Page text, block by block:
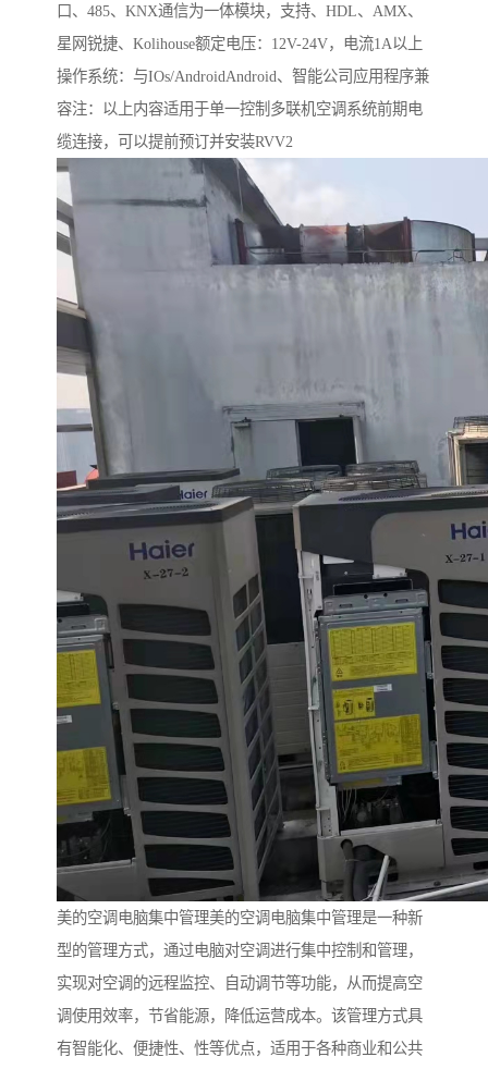
口、485、KNX通信为一体模块，支持、HDL、AMX、
星网锐捷、Kolihouse额定电压：12V-24V，电流1A以上
操作系统：与IOs/AndroidAndroid、智能公司应用程序兼
容注：以上内容适用于单一控制多联机空调系统前期电
缆连接，可以提前预订并安装RVV2
美的空调电脑集中管理美的空调电脑集中管理是一种新
型的管理方式，通过电脑对空调进行集中控制和管理，
实现对空调的远程监控、自动调节等功能，从而提高空
调使用效率，节省能源，降低运营成本。该管理方式具
有智能化、便捷性、性等优点，适用于各种商业和公共